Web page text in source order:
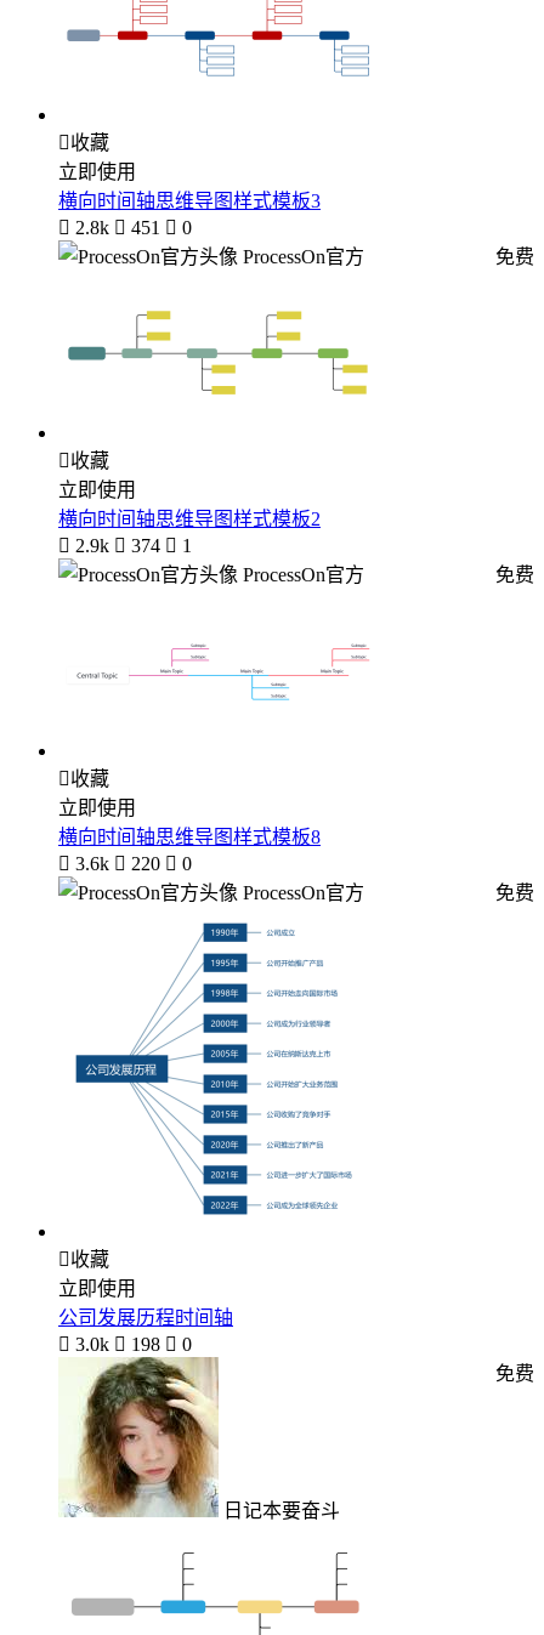
收藏
立即使用
横向时间轴思维导图样式模板3
 2.8k  451  0
ProcessOn官方
免费
收藏
立即使用
横向时间轴思维导图样式模板2
 2.9k  374  1
ProcessOn官方
免费
收藏
立即使用
横向时间轴思维导图样式模板8
 3.6k  220  0
ProcessOn官方
免费
收藏
立即使用
公司发展历程时间轴
 3.0k  198  0
日记本要奋斗
免费